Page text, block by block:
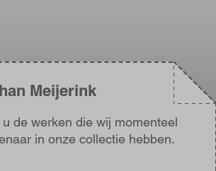
Meijerink
de werken die wij momenteel
in onze collectie hebben.